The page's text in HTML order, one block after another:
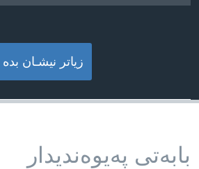
زیاتر نیشـان بده‌
بابه‌تی په‌یوه‌ندیدار